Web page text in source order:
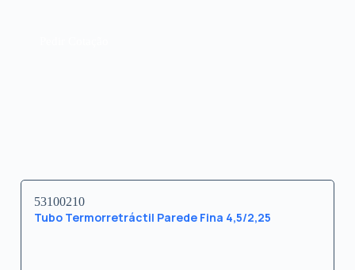
53100210
Tubo Termorretráctil Parede Fina 4,5/2,25